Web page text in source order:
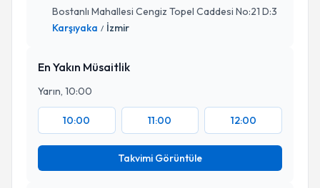
Bostanlı Mahallesi Cengiz Topel Caddesi No:21 D:3
Karşıyaka / İzmir
En Yakın Müsaitlik
Yarın, 10:00
10:00 11:00 12:00
Takvimi Görüntüle